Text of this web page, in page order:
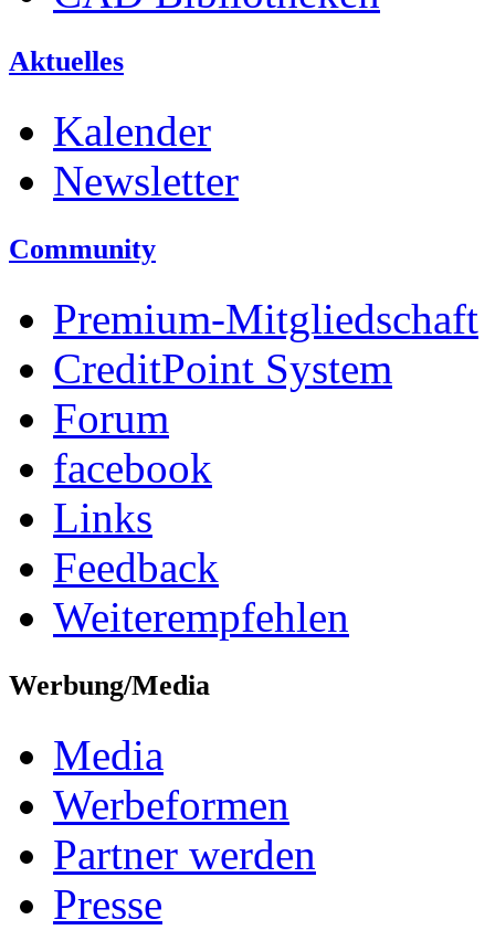
Aktuelles
Kalender
Newsletter
Community
Premium-Mitgliedschaft
CreditPoint System
Forum
facebook
Links
Feedback
Weiterempfehlen
Werbung/Media
Media
Werbeformen
Partner werden
Presse